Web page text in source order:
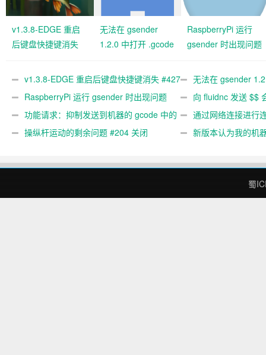
v1.3.8-EDGE 重启
后键盘快捷键消失
无法在 gsender
1.2.0 中打开 .gcode
RaspberryPi 运行
gsender 时出现问题
v1.3.8-EDGE 重启后键盘快捷键消失 #427
关闭
无法在 gsender
#367
RaspberryPi 运行 gsender 时出现问题
#89
向 fluidnc 发送 $$
#473
功能请求：抑制发送到机器的 gcode 中的
gcode 注释。 #444 关闭
通过网络连接进行
操纵杆运动的剩余问题 #204 关闭
新版本认为我的机
蜀